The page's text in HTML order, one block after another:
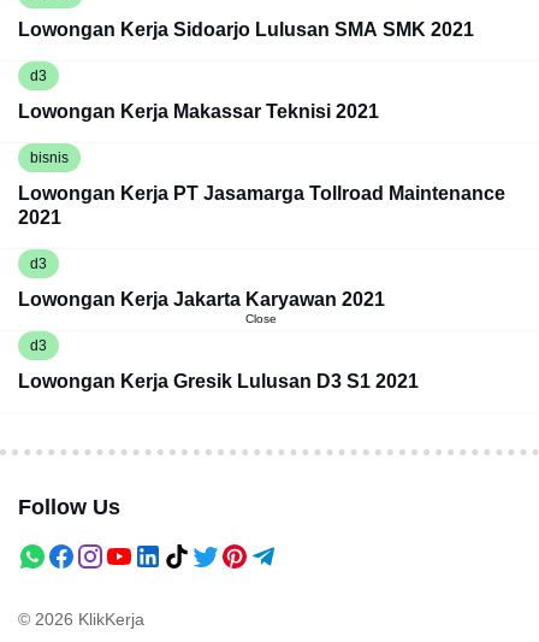
Lowongan Kerja Sidoarjo Lulusan SMA SMK 2021
d3
Lowongan Kerja Makassar Teknisi 2021
bisnis
Lowongan Kerja PT Jasamarga Tollroad Maintenance
2021
d3
Lowongan Kerja Jakarta Karyawan 2021
d3
Lowongan Kerja Gresik Lulusan D3 S1 2021
Follow Us
© 2026 KlikKerja
Close